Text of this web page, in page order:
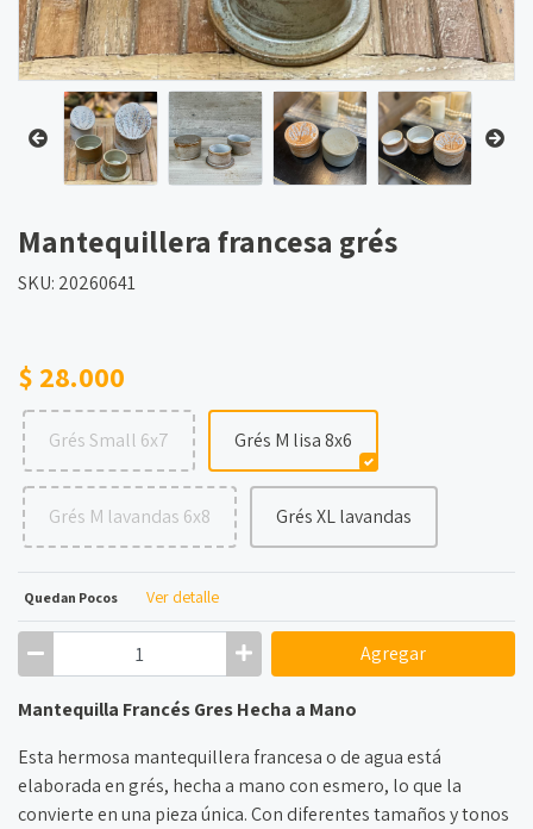
Mantequillera francesa grés
SKU: 20260641
$ 28.000
Grés Small 6x7 Grés M lisa 8x6
Grés M lavandas 6x8 Grés XL lavandas
Quedan Pocos Ver detalle
Agregar
Mantequilla Francés Gres Hecha a Mano
Esta hermosa mantequillera francesa o de agua está
elaborada en grés, hecha a mano con esmero, lo que la
convierte en una pieza única. Con diferentes tamaños y tonos